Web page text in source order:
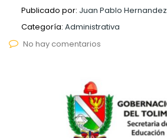
Publicado por: Juan Pablo Hernandez
Categoría: Administrativa
No hay comentarios